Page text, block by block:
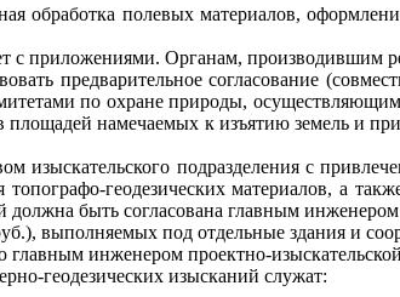
полевых материалов,
с приложениями. Органам, производившим
предварительное согласование
по охране природы,
площадей намечаемых к изъятию земель и
изыскательского подразделения с
геодезических материалов, а
быть согласована главным инженером
выполняемых под отдельные здания и
инженером проектно-
геодезических изысканий служат: